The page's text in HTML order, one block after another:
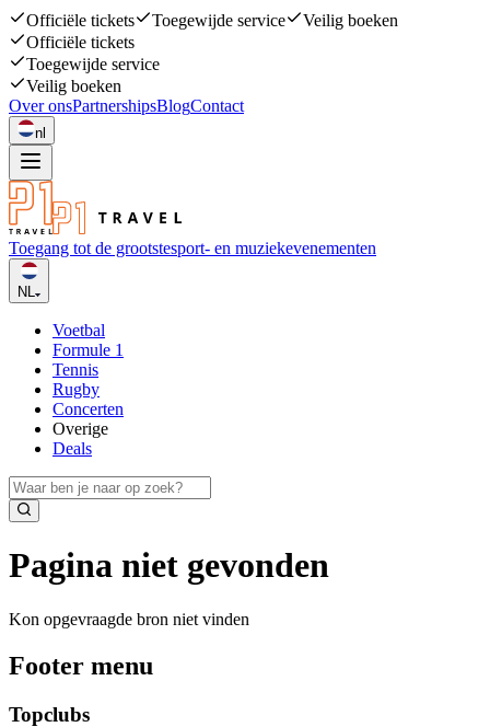
Officiële tickets Toegewijde service
Veilig boeken
Officiële tickets
Toegewijde service
Veilig boeken
Over onsPartnershipsBlogContact
nl
Toegang tot de grootstesport- en muziekevenementen
NL
Voetbal
Formule 1
Tennis
Rugby
Concerten
Overige
Deals
Pagina niet gevonden
Kon opgevraagde bron niet vinden
Footer menu
Topclubs